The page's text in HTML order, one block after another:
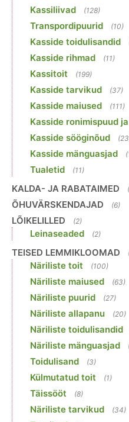
Kassiliivad (128)
Transpordipuurid (10)
Kasside toidulisandid
Kasside rihmad (11)
Kassitoit (199)
Kasside tarvikud (37)
Kasside maiused (111)
Kasside ronimispuud
Kasside sööginõud
Kasside mänguasjad
Tualetid (11)
KALDA- JA RABATAIMED
ÕHUVÄRSKENDAJAD (6)
LÕIKELILLED (2)
Leinaseaded (2)
TEISED LEMMIKLOOMAD
Näriliste toit (100)
Näriliste maiused (63)
Näriliste puurid (27)
Näriliste allapanu (20)
Näriliste toidulisandid
Näriliste mänguasjad
Toidulisand (3)
Külmutatud toit (1)
Täissööt (8)
Näriliste tarvikud (34)